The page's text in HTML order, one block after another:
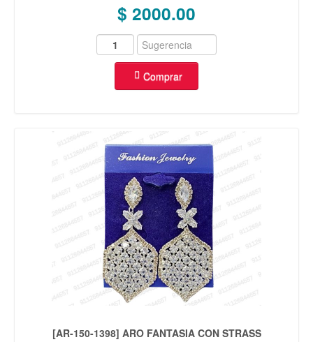
$ 2000.00
Comprar
[AR-150-1398] ARO FANTASIA CON STRASS